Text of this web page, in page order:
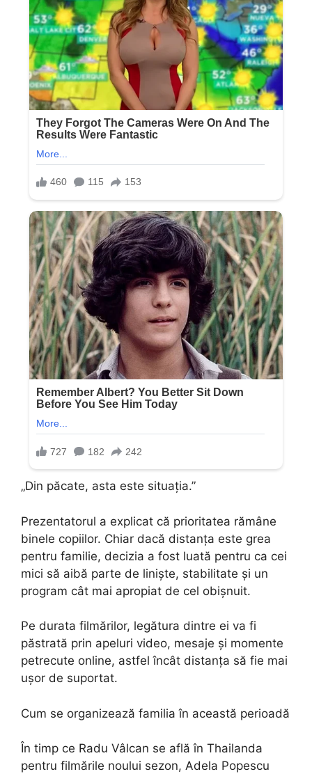
„Din păcate, asta este situația.”
Prezentatorul a explicat că prioritatea rămâne
binele copiilor. Chiar dacă distanța este grea
pentru familie, decizia a fost luată pentru ca cei
mici să aibă parte de liniște, stabilitate și un
program cât mai apropiat de cel obișnuit.
Pe durata filmărilor, legătura dintre ei va fi
păstrată prin apeluri video, mesaje și momente
petrecute online, astfel încât distanța să fie mai
ușor de suportat.
Cum se organizează familia în această perioadă
În timp ce Radu Vâlcan se află în Thailanda
pentru filmările noului sezon, Adela Popescu